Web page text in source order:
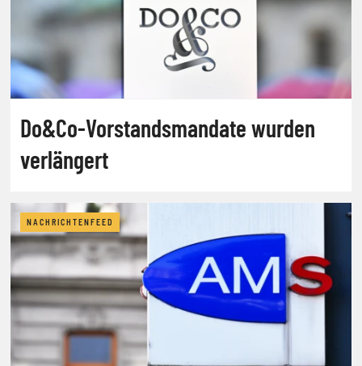
Do&Co-Vorstandsmandate wurden
verlängert
NACHRICHTENFEED